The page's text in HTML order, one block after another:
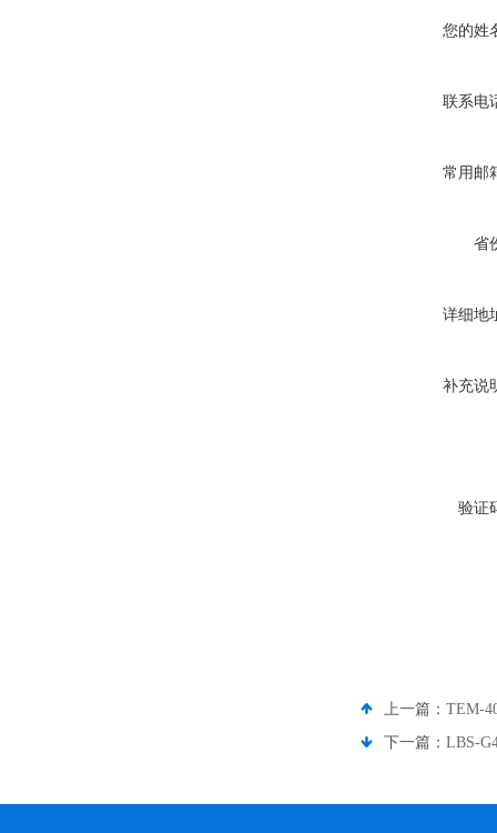
您的姓
联系电
常用邮
省
详细地
补充说
验证
上一篇： TEM-
下一篇： LBS-